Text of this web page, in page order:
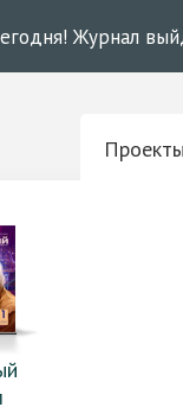
Журнал
Проекты